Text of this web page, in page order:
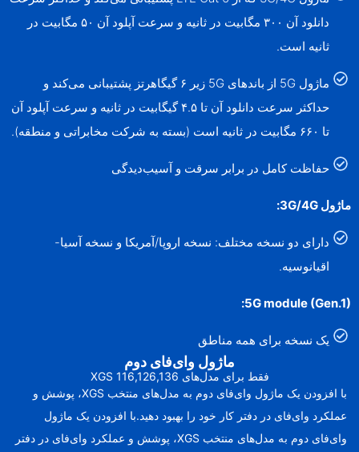
دانلود آن ۳۰۰ مگابیت در ثانیه و سرعت آپلود آن ۵۰ مگابیت در
ثانیه است.
ماژول 5G از باندهای 5G زیر ۶ گیگاهرتز پشتیبانی می‌کند و
حداکثر سرعت دانلود آن تا ۴.۵ گیگابیت در ثانیه و سرعت آپلود آن
تا ۶۶۰ مگابیت در ثانیه است (بسته به شرکت مخابراتی و منطقه).
حفاظت کامل در برابر سرقت و آسیب‌دیدگی
ماژول 3G/4G:
دارای دو نسخه مختلف: نسخه اروپا/آمریکا و نسخه آسیا-
اقیانوسیه.
5G module (Gen.1):
یک نسخه برای همه مناطق
ماژول وای‌فای دوم
فقط برای مدل‌های XGS 116,126,136
با افزودن یک ماژول وای‌فای دوم به مدل‌های منتخب XGS، پوشش و
عملکرد وای‌فای در دفتر کار خود را بهبود دهید.با افزودن یک ماژول
وای‌فای دوم به مدل‌های منتخب XGS، پوشش و عملکرد وای‌فای در دفتر